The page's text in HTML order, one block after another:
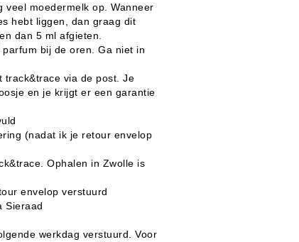
veel moedermelk op. Wanneer
hebt liggen, dan graag dit
dan 5 ml afgieten.
bij de oren. Ga niet in
track&trace via de post. Je
en je krijgt er een garantie
(nadat ik je retour envelop
Ophalen in Zwolle is
envelop verstuurd
Sieraad
werkdag verstuurd. Voor